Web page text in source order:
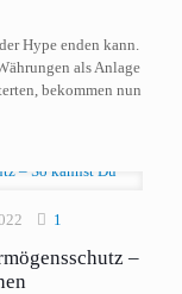
Hype enden kann.
als Anlage
bekommen nun
1
–